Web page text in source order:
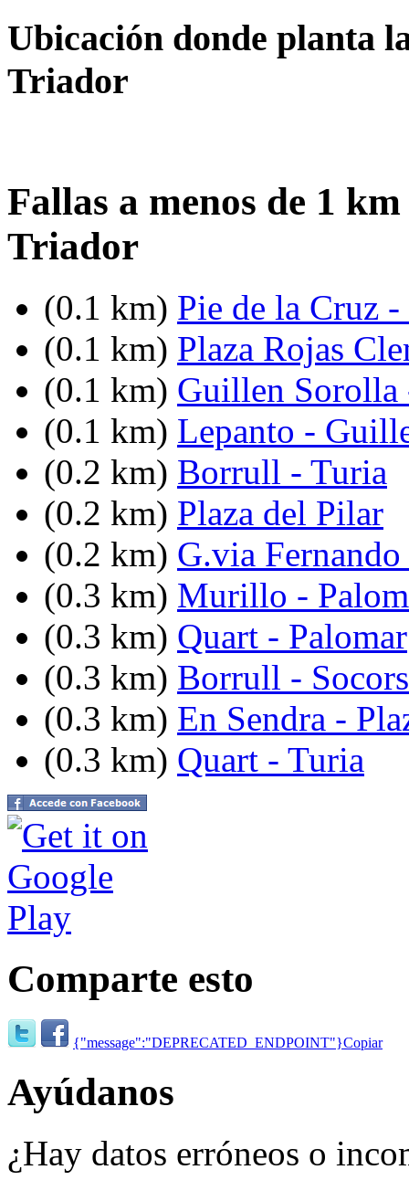
Ubicación donde planta
Triador
Fallas a menos de 1
Triador
(0.1 km) Pie de la Cruz
(0.1 km) Plaza Rojas
(0.1 km) Guillen Sorolla
(0.1 km) Lepanto -
(0.2 km) Borrull - Turia
(0.2 km) Plaza del Pilar
(0.2 km) G.via
(0.3 km) Murillo -
(0.3 km) Quart - Palomar
(0.3 km) Borrull - Socors
(0.3 km) En Sendra -
(0.3 km) Quart - Turia
Comparte esto
{"message":"DEPRECATED_ENDPOINT"}Copiar
Ayúdanos
¿Hay datos erróneos o